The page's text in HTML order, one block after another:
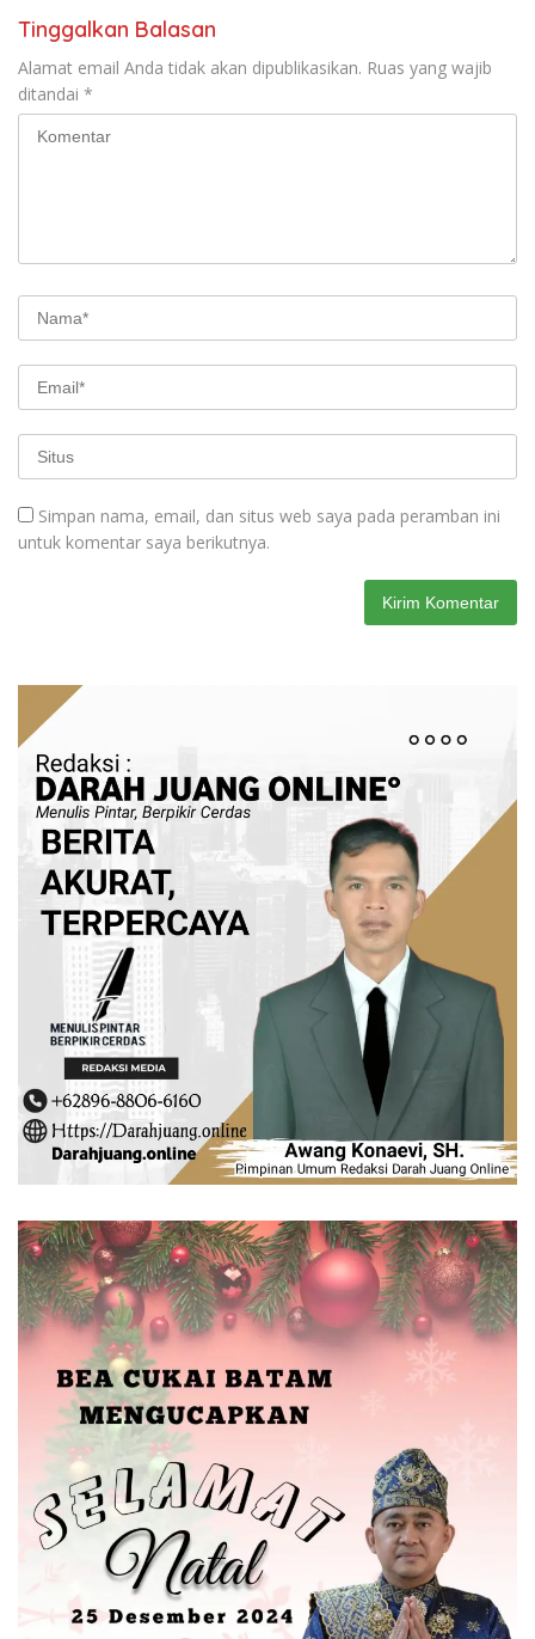
Tinggalkan Balasan
Alamat email Anda tidak akan dipublikasikan. Ruas yang wajib
ditandai *
Simpan nama, email, dan situs web saya pada peramban ini
untuk komentar saya berikutnya.